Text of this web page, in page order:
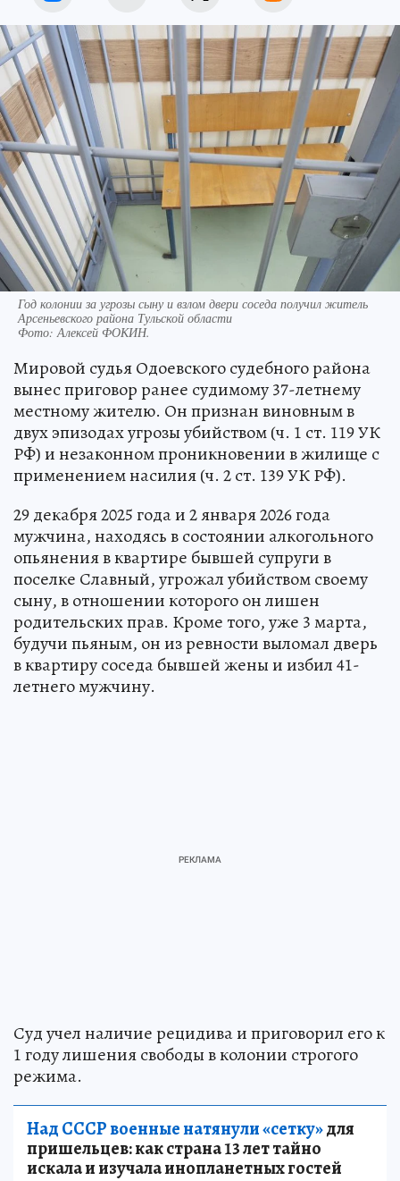
Год колонии за угрозы сыну и взлом двери соседа получил житель
Арсеньевского района Тульской области
Фото: Алексей ФОКИН.
Мировой судья Одоевского судебного района
вынес приговор ранее судимому 37-летнему
местному жителю. Он признан виновным в
двух эпизодах угрозы убийством (ч. 1 ст. 119 УК
РФ) и незаконном проникновении в жилище с
применением насилия (ч. 2 ст. 139 УК РФ).
29 декабря 2025 года и 2 января 2026 года
мужчина, находясь в состоянии алкогольного
опьянения в квартире бывшей супруги в
поселке Славный, угрожал убийством своему
сыну, в отношении которого он лишен
родительских прав. Кроме того, уже 3 марта,
будучи пьяным, он из ревности выломал дверь
в квартиру соседа бывшей жены и избил 41-
летнего мужчину.
Суд учел наличие рецидива и приговорил его к
1 году лишения свободы в колонии строгого
режима.
Над СССР военные натянули «сетку»для
пришельцев: как страна 13 лет тайно
искала и изучала инопланетных гостей